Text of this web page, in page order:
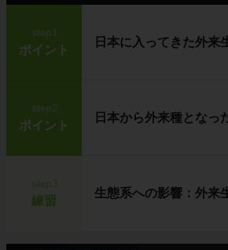
step1
ポイント
日本に入ってきた外来
step2
ポイント
日本から外来種となっ
練習
生態系への影響：外来